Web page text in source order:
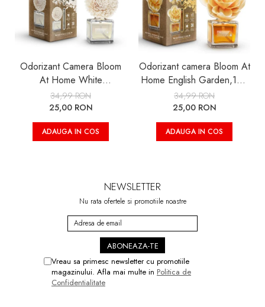
Odorizant Camera Bloom
At Home White
Gardenia,100 ml
34,99 RON
25,00 RON
ADAUGA IN COS
Odorizant camera Bloom At
Home English Garden,100
ml
34,99 RON
25,00 RON
ADAUGA IN COS
NEWSLETTER
Nu rata ofertele si promotiile noastre
Vreau sa primesc newsletter cu promotiile
magazinului. Afla mai multe in Politica de
Confidentialitate